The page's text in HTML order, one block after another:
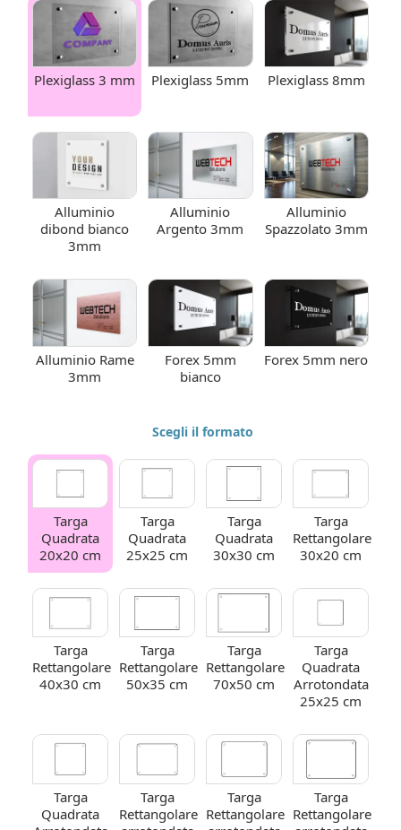
Plexiglass 3 mm Plexiglass 5mm Plexiglass 8mm
Alluminio
dibond bianco
3mm
Alluminio
Argento 3mm
Alluminio
Spazzolato 3mm
Alluminio Rame
3mm
Forex 5mm
bianco
Forex 5mm nero
Scegli il formato
Targa
Quadrata
20x20 cm
Targa
Quadrata
25x25 cm
Targa
Quadrata
30x30 cm
Targa
Rettangolare
30x20 cm
Targa
Rettangolare
40x30 cm
Targa
Rettangolare
50x35 cm
Targa
Rettangolare
70x50 cm
Targa
Quadrata
Arrotondata
25x25 cm
Targa
Quadrata
Targa
Rettangolare
Targa
Rettangolare
Targa
Rettangolare